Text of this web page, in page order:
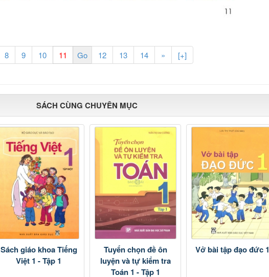
8 9 10 12 13 14 » [+]
SÁCH CÙNG CHUYÊN MỤC
Sách giáo khoa Tiếng
Việt 1 - Tập 1
Tuyển chọn đề ôn
luyện và tự kiểm tra
Toán 1 - Tập 1
Vở bài tập đạo đức 1